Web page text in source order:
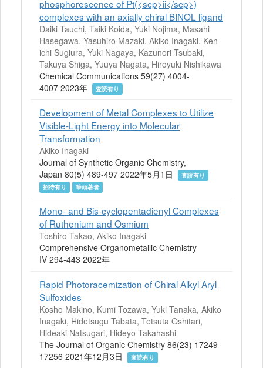
phosphorescence of Pt(<scp>ii</scp>)
complexes with an axially chiral BINOL ligand
Daiki Tauchi, Taiki Koida, Yuki Nojima, Masahi
Hasegawa, Yasuhiro Mazaki, Akiko Inagaki, Ken-
ichi Sugiura, Yuki Nagaya, Kazunori Tsubaki,
Takuya Shiga, Yuuya Nagata, Hiroyuki Nishikawa
Chemical Communications 59(27) 4004-
4007 2023年
査読有り
Development of Metal Complexes to Utilize
Visible-Light Energy into Molecular
Transformation
Akiko Inagaki
Journal of Synthetic Organic Chemistry,
Japan 80(5) 489-497 2022年5月1日
査読有り
招待有り
筆頭著者
Mono- and Bis-cyclopentadienyl Complexes
of Ruthenium and Osmium
Toshiro Takao, Akiko Inagaki
Comprehensive Organometallic Chemistry
IV 294-443 2022年
Rapid Photoracemization of Chiral Alkyl Aryl
Sulfoxides
Kosho Makino, Kumi Tozawa, Yuki Tanaka, Akiko
Inagaki, Hidetsugu Tabata, Tetsuta Oshitari,
Hideaki Natsugari, Hideyo Takahashi
The Journal of Organic Chemistry 86(23) 17249-
17256 2021年12月3日
査読有り